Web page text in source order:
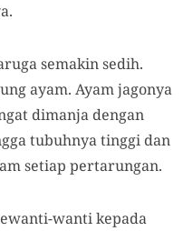
semakin sedih.
ayam. Ayam jagonya
dimanja dengan
tubuhnya tinggi dan
setiap pertarungan.
wanti kepada